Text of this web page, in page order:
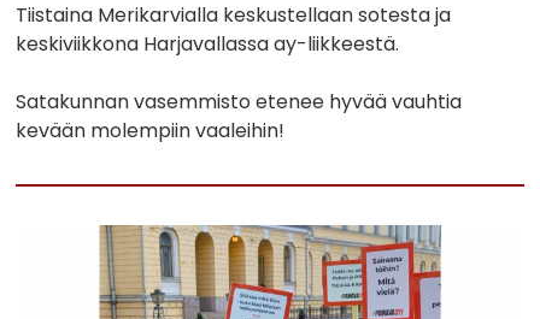
Tiistaina Merikarvialla keskustellaan sotesta ja
keskiviikkona Harjavallassa ay-liikkeestä.
Satakunnan vasemmisto etenee hyvää vauhtia
kevään molempiin vaaleihin!